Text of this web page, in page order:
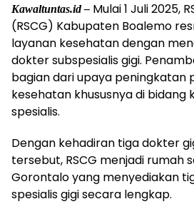
Kawaltuntas.id – Mulai 1 Juli 2025,
(RSCG) Kabupaten Boalemo
layanan kesehatan dengan
dokter subspesialis gigi.
bagian dari upaya peningkatan
kesehatan khususnya di bidang
spesialis.
Dengan kehadiran tiga dokter
tersebut, RSCG menjadi rumah
Gorontalo yang menyediakan
spesialis gigi secara lengkap.